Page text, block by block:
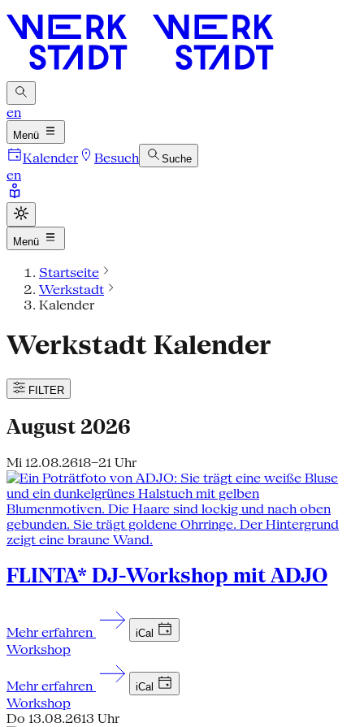
en
Menü
Kalender Besuch Suche
en
Menü
Startseite
Werkstadt
Kalender
Werkstadt Kalender
FILTER
August 2026
Mi 12.08.2618–21 Uhr
FLINTA* DJ-Workshop mit ADJO
Mehr erfahren iCal
Workshop
Mehr erfahren iCal
Workshop
Do 13.08.2613 Uhr